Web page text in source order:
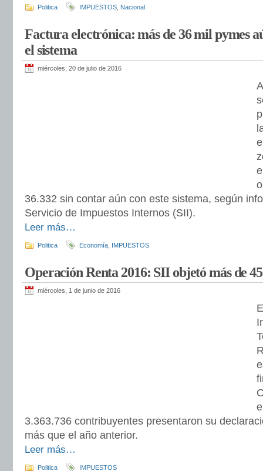
Politica IMPUESTOS Nacional
Factura electrónica: más de 36 mil pymes
el sistema
miércoles, 20 de julio de 2016
36.332 sin contar aún con este sistema, según
Servicio de Impuestos Internos (SII).
Leer más…
Politica Economía IMPUESTOS
Operación Renta 2016: SII objetó más de
miércoles, 1 de junio de 2016
3.363.736 contribuyentes presentaron su
más que el año anterior.
Leer más…
Politica IMPUESTOS